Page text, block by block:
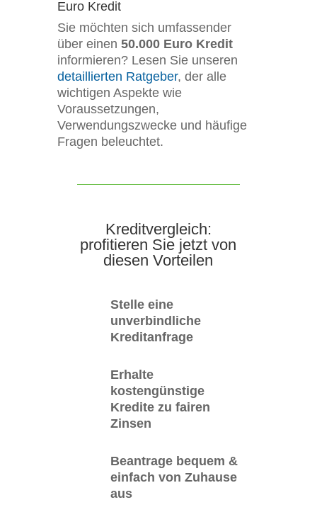
Euro Kredit
Sie möchten sich umfassender
über einen 50.000 Euro Kredit
informieren? Lesen Sie unseren
detaillierten Ratgeber, der alle
wichtigen Aspekte wie
Voraussetzungen,
Verwendungszwecke und häufige
Fragen beleuchtet.
Kreditvergleich:
profitieren Sie jetzt von
diesen Vorteilen
Stelle eine
unverbindliche
Kreditanfrage
Erhalte
kostengünstige
Kredite zu fairen
Zinsen
Beantrage bequem &
einfach von Zuhause
aus